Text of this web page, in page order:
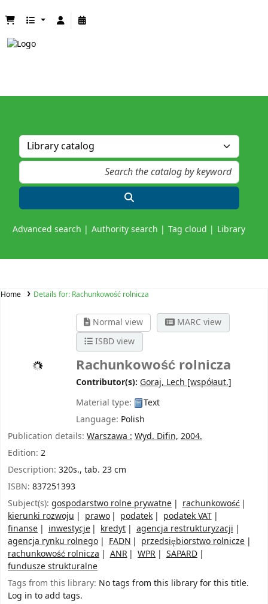
Advanced search Authority search Tag cloud Library
Home Details for: Rachunkowość rolnicza
Normal view
MARC view
ISBD view
Rachunkowość rolnicza
Contributor(s): Goraj, Lech [współaut.]
Material type:
Text
Language: Polish
Publication details: Warszawa : Wyd. Difin, 2004.
Edition: 2
Description: 320s., tab. 23 cm
ISBN: 837251393
Subject(s): gospodarstwo rolne prywatne
rachunkowość
kierunki rozwoju
prawo podatek
podatek VAT
finanse
inwestycje kredyt
agencja restrukturyzacji
agencja rynku rolnego
FADN
przedsiębiorstwo rolnicze
rachunkowość rolnicza
ANR WPR
SAPARD
fundusze strukturalne
Tags from this library: No tags from this library for this title.
Log in to add tags.